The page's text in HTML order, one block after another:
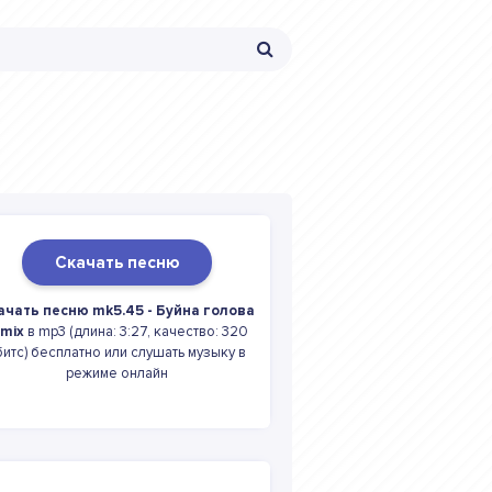
Скачать песню
песню mk5.45 - Буйна голова
в mp3 (длина: 3:27, качество: 320
бесплатно или слушать музыку в
режиме онлайн